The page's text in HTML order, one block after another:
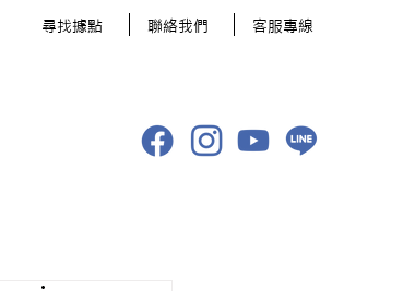
​尋找據點 聯絡我們 客服專線